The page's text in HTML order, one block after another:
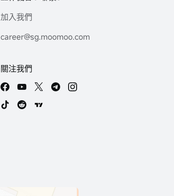
加入我們
career@sg.moomoo.com
關注我們